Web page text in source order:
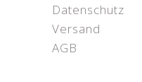
Datenschutz
Versand
AGB